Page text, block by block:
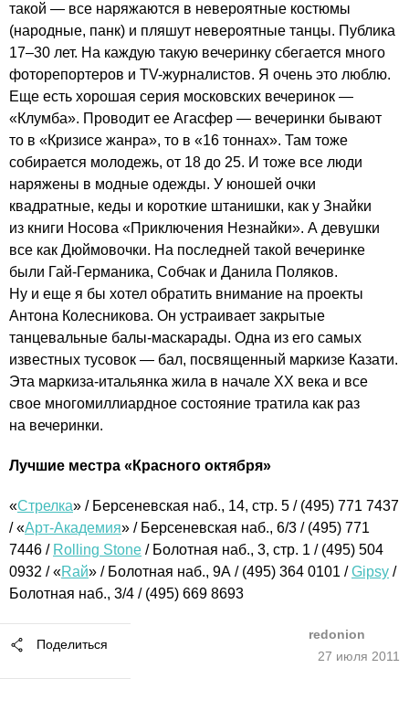
такой — все наряжаются в невероятные костюмы
(народные, панк) и пляшут невероятные танцы. Публика
17–30 лет. На каждую такую вечеринку сбегается много
фоторепортеров и TV-журналистов. Я очень это люблю.
Еще есть хорошая серия московских вечеринок —
«Клумба». Проводит ее Агасфер — вечеринки бывают
то в «Кризисе жанра», то в «16 тоннах». Там тоже
собирается молодежь, от 18 до 25. И тоже все люди
наряжены в модные одежды. У юношей очки
квадратные, кеды и короткие штанишки, как у Знайки
из книги Носова «Приключения Незнайки». А девушки
все как Дюймовочки. На последней такой вечеринке
были Гай-Германика, Собчак и Данила Поляков.
Ну и еще я бы хотел обратить внимание на проекты
Антона Колесникова. Он устраивает закрытые
танцевальные балы-маскарады. Одна из его самых
известных тусовок — бал, посвященный маркизе Казати.
Эта маркиза-итальянка жила в начале ХХ века и все
свое многомиллиардное состояние тратила как раз
на вечеринки.
Лучшие местра «Красного октября»
«Стрелка» / Берсеневская наб., 14, стр. 5 / (495) 771 7437
/ «Арт-Академия» / Берсеневская наб., 6/3 / (495) 771
7446 / Rolling Stone / Болотная наб., 3, стр. 1 / (495) 504
0932 / «Rай» / Болотная наб., 9А / (495) 364 0101 /Gipsy /
Болотная наб., 3/4 / (495) 669 8693
Поделиться
redonion
27 июля 2011